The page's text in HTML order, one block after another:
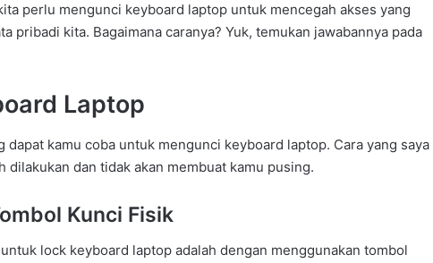
perlu mengunci keyboard laptop untuk mencegah akses yang
pribadi kita. Bagaimana caranya? Yuk, temukan jawabannya pada
Laptop
dapat kamu coba untuk mengunci keyboard laptop. Cara yang saya
dilakukan dan tidak akan membuat kamu pusing.
Kunci Fisik
lock keyboard laptop adalah dengan menggunakan tombol